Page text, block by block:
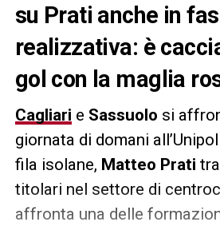
su Prati anche in
realizzativa: è
gol con la maglia
Cagliari e Sassuolo si
giornata di domani
fila isolane, Matteo Prati
titolari nel settore di
affronta una delle